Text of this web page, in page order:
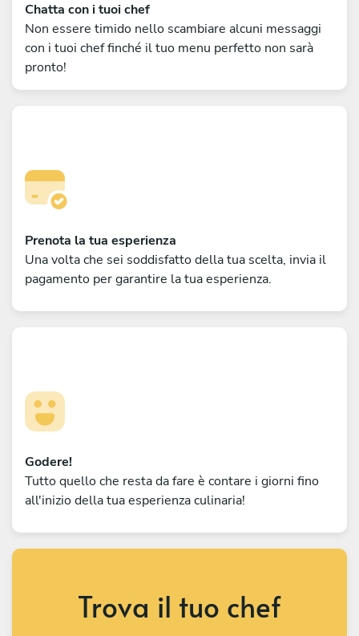
Chatta con i tuoi chef
Non essere timido nello scambiare alcuni messaggi
con i tuoi chef finché il tuo menu perfetto non sarà
pronto!
Prenota la tua esperienza
Una volta che sei soddisfatto della tua scelta, invia il
pagamento per garantire la tua esperienza.
Godere!
Tutto quello che resta da fare è contare i giorni fino
all'inizio della tua esperienza culinaria!
Trova il tuo chef